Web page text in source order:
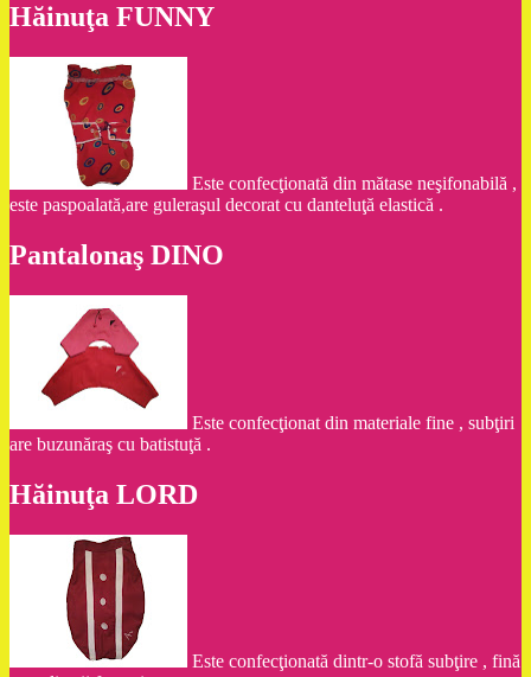
Hăinuţa FUNNY
Este confecţionată din mătase neşifonabilă ,
este paspoalată,are guleraşul decorat cu danteluţă elastică .
Pantalonaş DINO
Este confecţionat din materiale fine , subţiri
are buzunăraş cu batistuţă .
Hăinuţa LORD
Este confecţionată dintr-o stofă subţire , fină